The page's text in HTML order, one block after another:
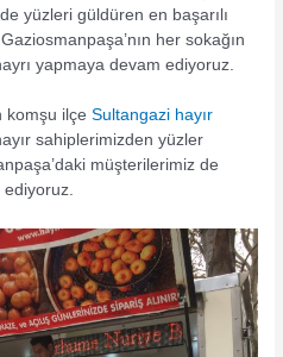
yüzleri güldüren en başarılı
her sokağın
yapmaya devam ediyoruz.
komşu ilçeSultangazi hayır
sahiplerimizden yüzler
müşterilerimiz de
ediyoruz.